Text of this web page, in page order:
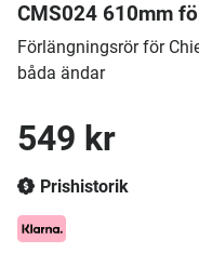
CMS024 610mm
Förlängningsrör för
båda ändar
549 kr
Prishistorik